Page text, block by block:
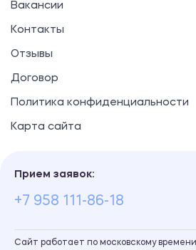
Вакансии
Контакты
Отзывы
Договор
Политика конфиденциальности
Карта сайта
Прием заявок:
+7 958 111-86-18
Сайт работает по московскому времени